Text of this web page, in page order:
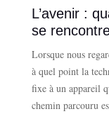
L’avenir :
se
Lorsque nous
à quel point la
fixe à un appareil
chemin parcouru